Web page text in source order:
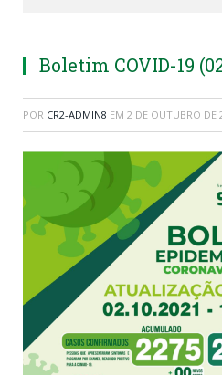
Boletim COVID-19
POR CR2-ADMIN8 EM 2 DE OUTUBRO DE